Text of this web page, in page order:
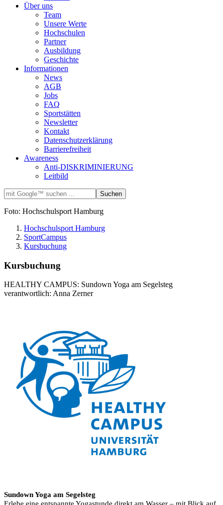
Über uns
Team
Unsere Werte
Hochschulen
Partner
Ausbildung
Geschichte
Informationen
News
AGB
Jobs
FAQ
Sportstätten
Newsletter
Kontakt
Datenschutzerklärung
Barrierefreiheit
Awareness
Anti-DISKRIMINIERUNG
Leitbild
Foto: Hochschulsport Hamburg
Hochschulsport Hamburg
SportCampus
Kursbuchung
Kursbuchung
HEALTHY CAMPUS: Sundown Yoga am Segelsteg
verantwortlich: Anna Zerner
Sundown Yoga am Segelsteg